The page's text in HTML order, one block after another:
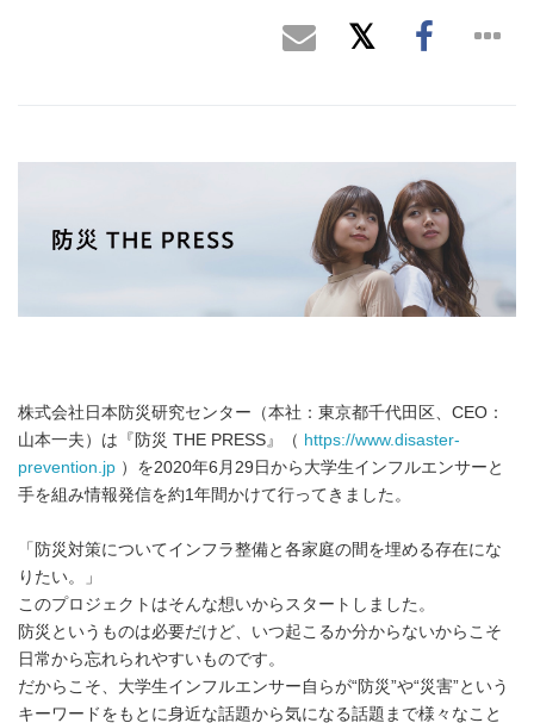
株式会社日本防災研究センター（本社：東京都千代田区、CEO：
山本一夫）は『防災 THE PRESS』（ https://www.disaster-
prevention.jp ）を2020年6月29日から大学生インフルエンサーと
手を組み情報発信を約1年間かけて行ってきました。
「防災対策についてインフラ整備と各家庭の間を埋める存在にな
りたい。」
このプロジェクトはそんな想いからスタートしました。
防災というものは必要だけど、いつ起こるか分からないからこそ
日常から忘れられやすいものです。
だからこそ、大学生インフルエンサー自らが“防災”や“災害”という
キーワードをもとに身近な話題から気になる話題まで様々なこと